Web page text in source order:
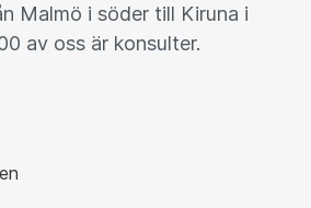
Malmö i söder till Kiruna i
av oss är konsulter.